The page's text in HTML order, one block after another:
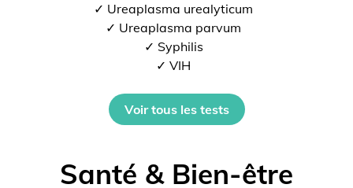
✓ Ureaplasma urealyticum
✓ Ureaplasma parvum
✓ Syphilis
✓ VIH
Voir tous les tests
Santé & Bien-être